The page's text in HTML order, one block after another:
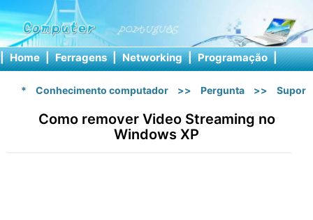
| Home | Ferragens | Networking | Programação |
* Conhecimento computador >> Pergunta >>
Como remover Video Streaming no
Windows XP